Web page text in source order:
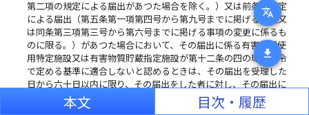
translate
download
第二項の規定による届出があつた場合を除く。）又は前条の規定
による届出（第五条第一項第四号から第九号までに掲げる事項又
は同条第三項第三号から第六号までに掲げる事項の変更に係るも
のに限る。）があつた場合において、その届出に係る有害物質使
用特定施設又は有害物質貯蔵指定施設が第十二条の四の環境省令
で定める基準に適合しないと認めるときは、その届出を受理した
日から六十日以内に限り、その届出をした者に対し、その届出に
係る有害物質使用特定施設若しくは有害物質貯蔵指定施設の構
造、設備若しくは使用の方法に関する計画の変更（前条の規定に
本文 目次・履歴